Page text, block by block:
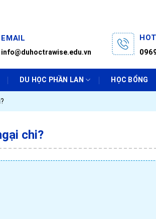
EMAIL
info@duhoctrawise.edu.vn
DU HỌC PHẦN LAN HỌC BỔNG
chi?